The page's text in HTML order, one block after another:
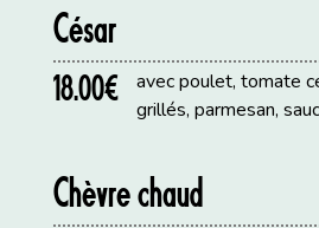
César
18.00€
avec poulet, tomate
grillés, parmesan,
Chèvre chaud